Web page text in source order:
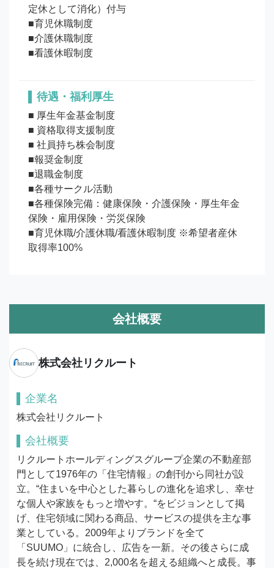
定休として消化）付与
■育児休職制度
■介護休職制度
待遇・福利厚生
■ 厚生年金基金制度
■ 資格取得支援制度
■ 社員持ち株会制度
■報奨金制度
■退職金制度
■各種サークル活動
■各種保険完備：健康保険・介護保険・厚生年金
保険・雇用保険・労災保険
■育児休職/介護休職/看護休暇制度 ※希望者産休
取得率100%
会社概要
株式会社リクルート
企業名
株式会社リクルート
会社概要
リクルートホールディングスグループ企業の不動産部
門として1976年の「住宅情報」の創刊から同社が設
立。“住まいを中心とした暮らしの進化を追求し、幸せ
な個人や家族をもっと増やす。“をビジョンとして掲
げ、住宅領域に関わる商品、サービスの提供を主な事
業としている。2009年よりブランドを全て
「SUUMO」に統合し、広告を一新。その後さらに成
長を続け現在では、2,000名を超える組織へと成長。事